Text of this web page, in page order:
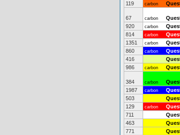
119
carbon
67 carbon
920
carbon
814
carbon
1351
carbon
860
carbon
416
986
carbon
384 carbon
1987
carbon
503
129
carbon
711
463
771